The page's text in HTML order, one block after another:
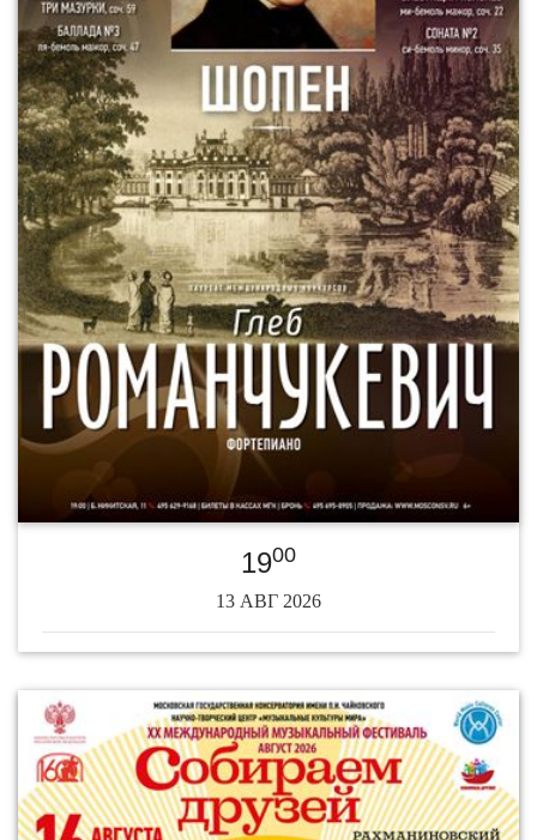
1900
13 АВГ 2026